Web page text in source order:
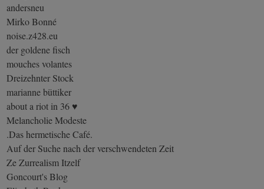
andersneu
Mirko Bonné
noise.z428.eu
der goldene fisch
mouches volantes
Dreizehnter Stock
marianne büttiker
about a riot in 36 ♥
Melancholie Modeste
.Das hermetische Café.
Auf der Suche nach der verschwendeten Zeit
Ze Zurrealism Itzelf
Goncourt's Blog